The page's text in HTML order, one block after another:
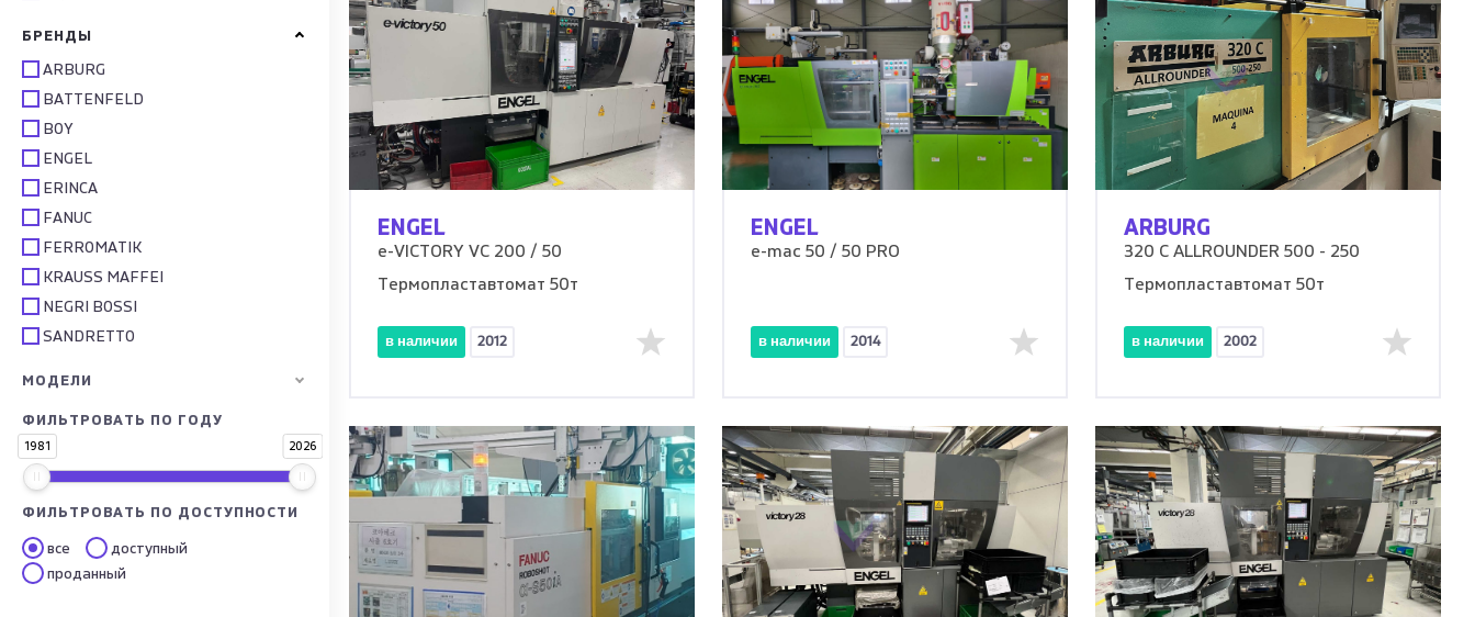
БРЕНДЫ
ARBURG
BATTENFELD
BOY
ENGEL
ERINCA
FANUC
FERROMATIK
KRAUSS MAFFEI
NEGRI BOSSI
SANDRETTO
МОДЕЛИ
ФИЛЬТРОВАТЬ ПО ГОДУ
1981 2026
ФИЛЬТРОВАТЬ ПО ДОСТУПНОСТИ
все
доступный
проданный
ENGEL
e-VICTORY VC 200 / 50
Термопластавтомат 50т
в наличии 2012
ENGEL
e-mac 50 / 50 PRO
в наличии 2014
ARBURG
320 C ALLROUNDER 500 - 250
Термопластавтомат 50т
в наличии 2002